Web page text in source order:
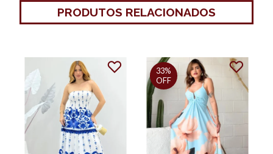
PRODUTOS RELACIONADOS
33%
OFF